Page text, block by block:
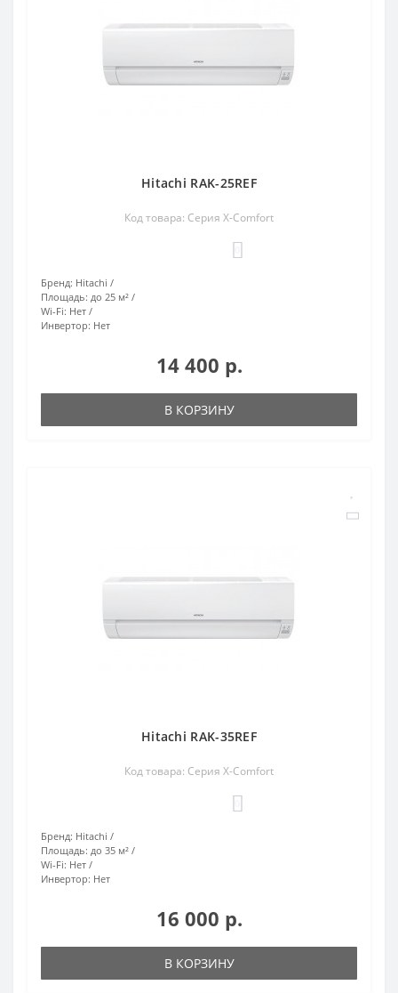
Hitachi RAK-25REF
Код товара: Серия X-Comfort
Бренд: Hitachi
Площадь: до 25 м²
Wi-Fi: Нет
Инвертор: Нет
14 400 р.
В КОРЗИНУ
Hitachi RAK-35REF
Код товара: Серия X-Comfort
Бренд: Hitachi
Площадь: до 35 м²
Wi-Fi: Нет
Инвертор: Нет
16 000 р.
В КОРЗИНУ